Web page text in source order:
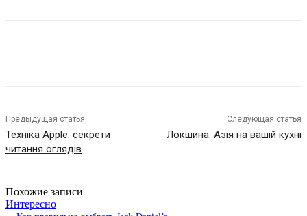
Предыдущая статья
Техніка Apple: секрети
читання оглядів
Следующая статья
Локшина: Азія на вашій кухні
Похожие записи
Интересно